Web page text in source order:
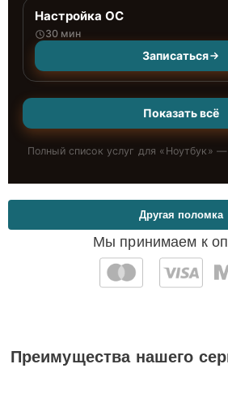
Настройка ОС
30 мин
Записаться
Показать всё
Полный список услуг для « Ноутбук » —
Мы принимаем к
Другая поломка
Преимущества нашего